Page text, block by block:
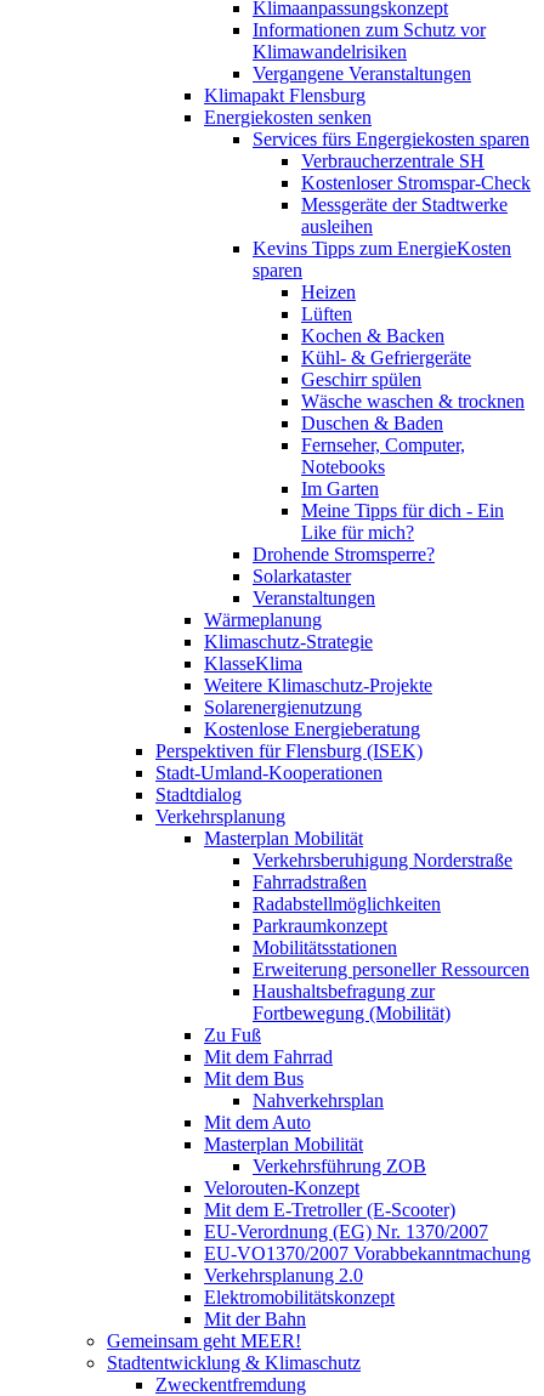
Klimaanpassungskonzept
Informationen zum Schutz vor
Klimawandelrisiken
Vergangene Veranstaltungen
Klimapakt Flensburg
Energiekosten senken
Services fürs Engergiekosten sparen
Verbraucherzentrale SH
Kostenloser Stromspar-Check
Messgeräte der Stadtwerke
ausleihen
Kevins Tipps zum EnergieKosten
sparen
Heizen
Lüften
Kochen & Backen
Kühl- & Gefriergeräte
Geschirr spülen
Wäsche waschen & trocknen
Duschen & Baden
Fernseher, Computer,
Notebooks
Im Garten
Meine Tipps für dich - Ein
Like für mich?
Drohende Stromsperre?
Solarkataster
Veranstaltungen
Wärmeplanung
Klimaschutz-Strategie
KlasseKlima
Weitere Klimaschutz-Projekte
Solarenergienutzung
Kostenlose Energieberatung
Perspektiven für Flensburg (ISEK)
Stadt-Umland-Kooperationen
Stadtdialog
Verkehrsplanung
Masterplan Mobilität
Verkehrsberuhigung Norderstraße
Fahrradstraßen
Radabstellmöglichkeiten
Parkraumkonzept
Mobilitätsstationen
Erweiterung personeller Ressourcen
Haushaltsbefragung zur
Fortbewegung (Mobilität)
Zu Fuß
Mit dem Fahrrad
Mit dem Bus
Nahverkehrsplan
Mit dem Auto
Masterplan Mobilität
Verkehrsführung ZOB
Velorouten-Konzept
Mit dem E-Tretroller (E-Scooter)
EU-Verordnung (EG) Nr. 1370/2007
EU-VO1370/2007 Vorabbekanntmachung
Verkehrsplanung 2.0
Elektromobilitätskonzept
Mit der Bahn
Gemeinsam geht MEER!
Stadtentwicklung & Klimaschutz
Zweckentfremdung